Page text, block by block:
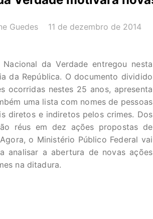
Guedes DATA:
11 de dezembro de 2014
da Verdade entregou nesta
da República. O documento dividido
ocorridas nestes 25 anos, apresenta
uma lista com nomes de pessoas
diretos e indiretos pelos crimes. Dos
réus em dez ações propostas de
o Ministério Público Federal vai
analisar a abertura de novas ações
na ditadura.